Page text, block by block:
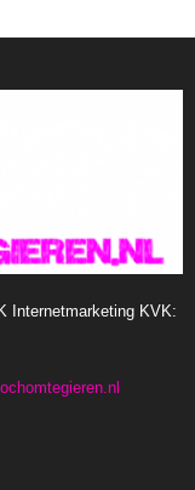
Internetmarketing KVK: